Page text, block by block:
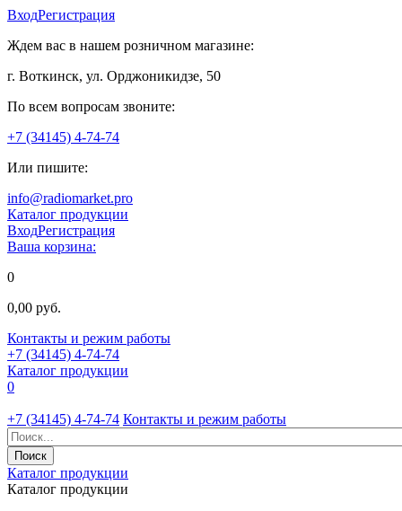
ВходРегистрация
Ждем вас в нашем розничном магазине:
г. Воткинск, ул. Орджоникидзе, 50
По всем вопросам звоните:
+7 (34145) 4-74-74
Или пишите:
info@radiomarket.pro
Каталог продукции
ВходРегистрация
Ваша корзина:
0
0,00 руб.
Контакты и режим работы
+7 (34145) 4-74-74
Каталог продукции
0
+7 (34145) 4-74-74 Контакты и режим работы
Каталог продукции
Каталог продукции